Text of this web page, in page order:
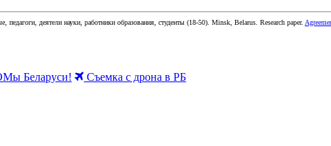
педагоги, деятели науки, работники образования, студенты (18-50). Minsk, Belarus. Research paper.
Беларуси!
Съемка с дрона в РБ